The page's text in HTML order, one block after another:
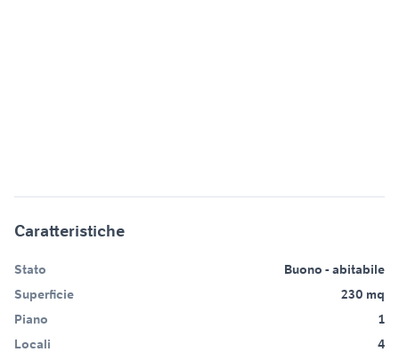
Caratteristiche
Stato
Buono - abitabile
Superficie
230 mq
Piano
1
Locali
4